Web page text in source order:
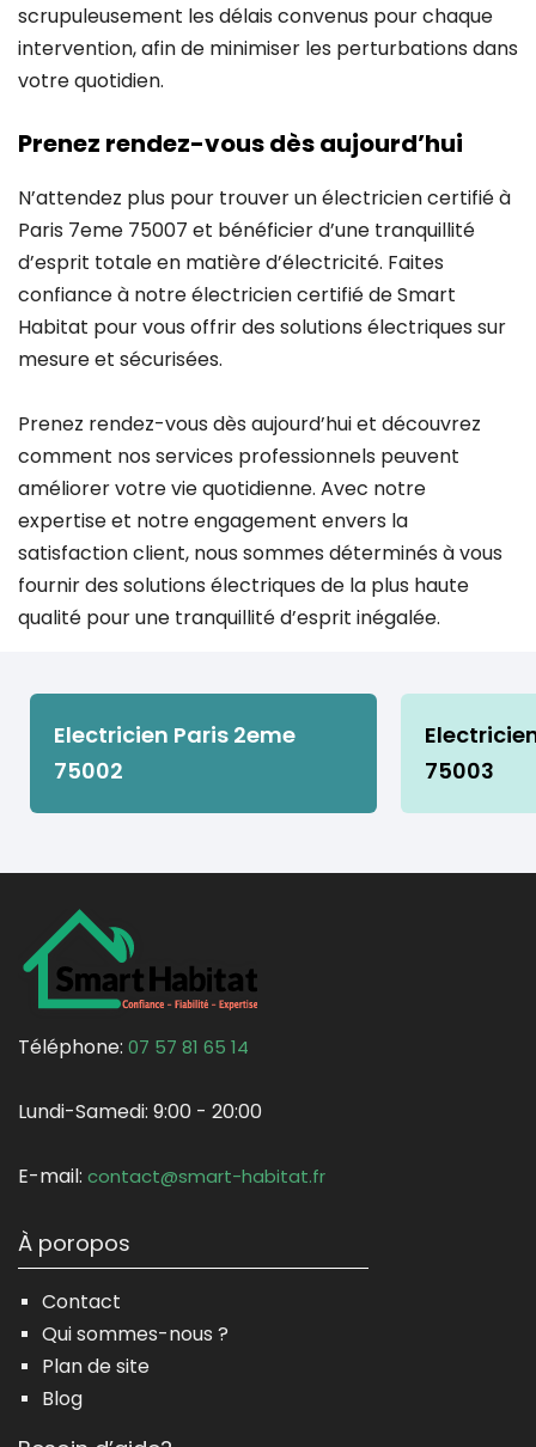
scrupuleusement les délais convenus pour chaque
intervention, afin de minimiser les perturbations dans
votre quotidien.
Prenez rendez-vous dès aujourd’hui
N’attendez plus pour trouver un électricien certifié à
Paris 7eme 75007 et bénéficier d’une tranquillité
d’esprit totale en matière d’électricité. Faites
confiance à notre électricien certifié de Smart
Habitat pour vous offrir des solutions électriques sur
mesure et sécurisées.
Prenez rendez-vous dès aujourd’hui et découvrez
comment nos services professionnels peuvent
améliorer votre vie quotidienne. Avec notre
expertise et notre engagement envers la
satisfaction client, nous sommes déterminés à vous
fournir des solutions électriques de la plus haute
qualité pour une tranquillité d’esprit inégalée.
Electricien Paris 2eme
75002
75003
Téléphone: 07 57 81 65 14
Lundi-Samedi: 9:00 - 20:00
E-mail: contact@smart-habitat.fr
À poropos
Contact
Qui sommes-nous ?
Plan de site
Blog